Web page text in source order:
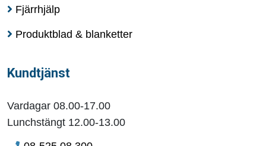
Fjärrhjälp
Produktblad & blanketter
Kundtjänst
Vardagar 08.00-17.00
Lunchstängt 12.00-13.00